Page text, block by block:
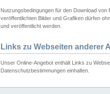
Nutzungsbedingungen für den Download
veröffentlichten Bilder und Grafiken dürfen
und veröffentlicht werden.
Links zu Webseiten anderer
Unser Online-Angebot enthält Links zu
Datenschutzbestimmungen einhalten.